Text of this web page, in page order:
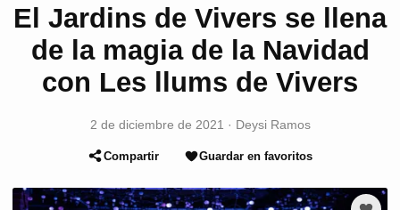
El Jardins de Vivers se llena
de la magia de la Navidad
con Les llums de Vivers
2 de diciembre de 2021 · Deysi Ramos
Compartir Guardar en favoritos